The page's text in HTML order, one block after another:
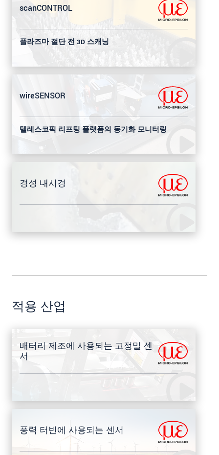
scanCONTROL
플라즈마 절단 전 3D 스캐닝
wireSENSOR
텔레스코픽 리프팅 플랫폼의 동기화 모니터링
경성 내시경
적용 산업
배터리 제조에 사용되는 고정밀 센
서
풍력 터빈에 사용되는 센서